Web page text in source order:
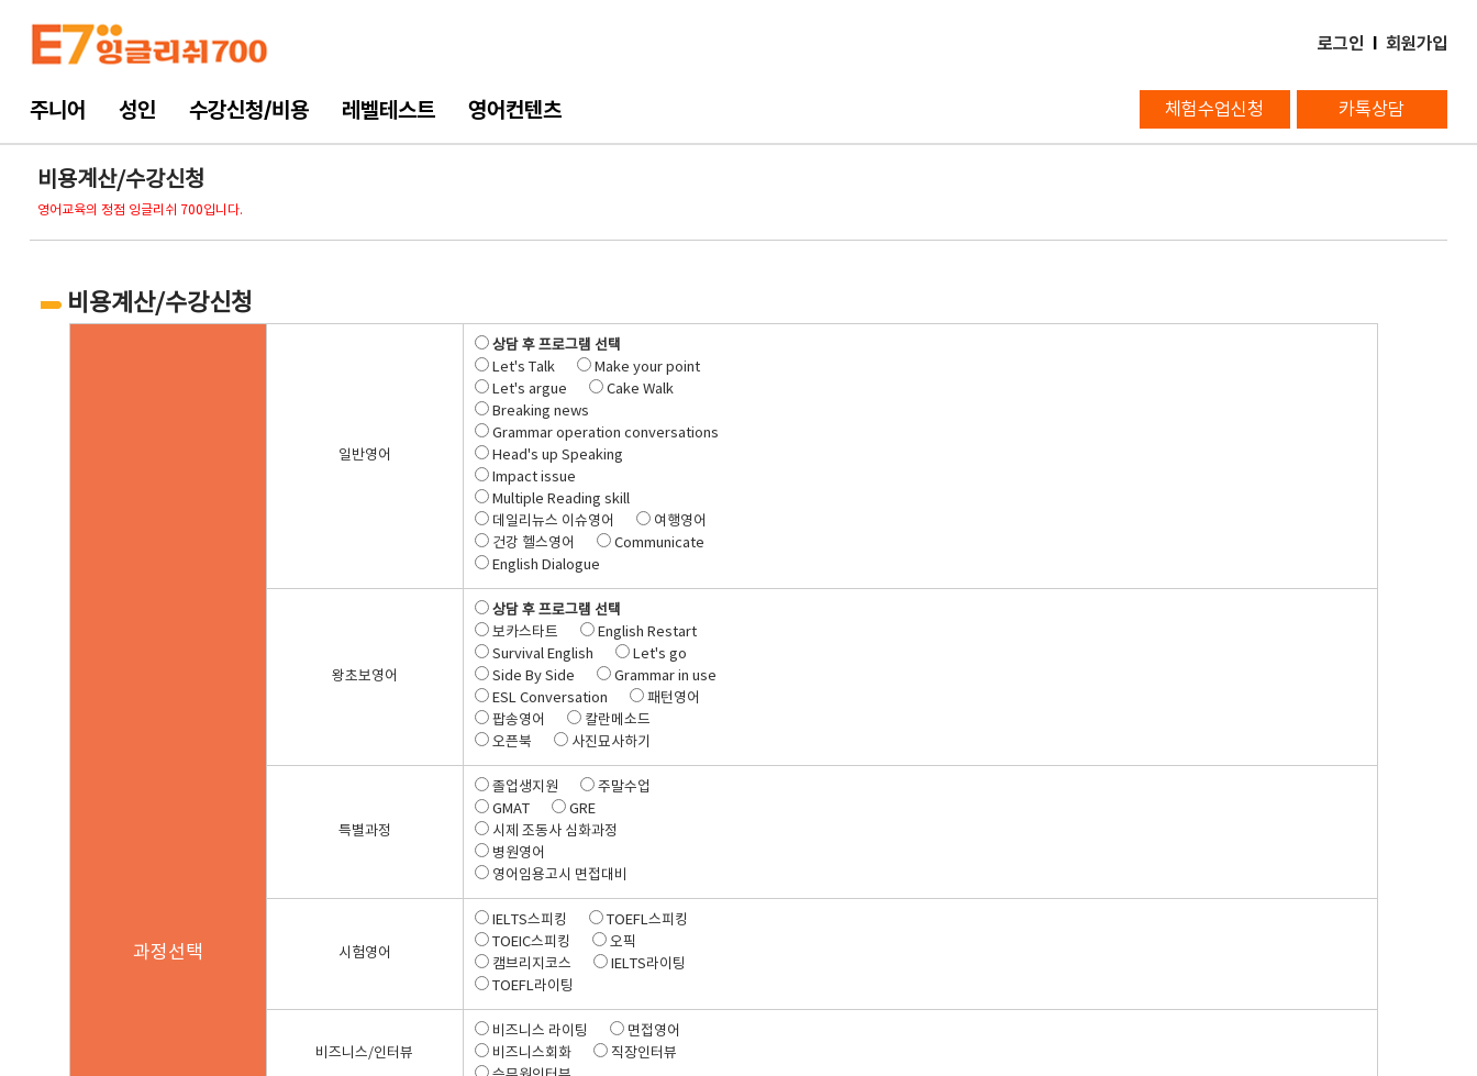
로그인 l 회원가입
주니어 성인 수강신청/비용 레벨테스트 영어컨텐츠 체험수업신청 카톡상담
비용계산/수강신청
영어교육의 정점 잉글리쉬 700입니다.
비용계산/수강신청
과정 선택
일반영어
상담 후 프로그램 선택
Let's Talk
Make your point
Let's argue
Cake Walk
Breaking news
Grammar operation conversations
Head's up Speaking
Impact issue
Multiple Reading skill
데일리뉴스 이슈영어
여행영어
건강 헬스영어
Communicate
English Dialogue
왕초보영어
상담 후 프로그램 선택
보카스타트
English Restart
Survival English
Let's go
Side By Side
Grammar in use
ESL Conversation
패턴영어
팝송영어
칼란메소드
오픈북
사진묘사하기
특별과정
졸업생지원
주말수업
GMAT
GRE
시제 조동사 심화과정
병원영어
영어임용고시 면접대비
시험영어
IELTS스피킹
TOEFL스피킹
TOEIC스피킹
오픽
캠브리지코스
IELTS라이팅
TOEFL라이팅
비즈니스/인터뷰
비즈니스 라이팅
면접영어
비즈니스회화
직장인터뷰